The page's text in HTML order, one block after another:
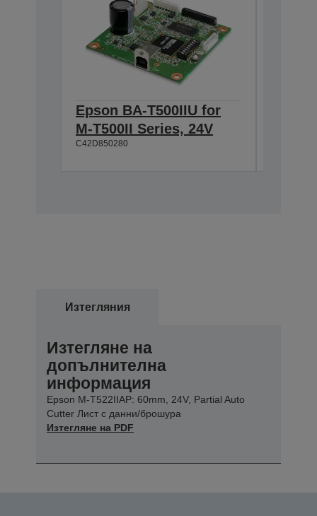
Epson BA-T500IIU for
M-T500II Series, 24V
C42D850280
Изтегляния
Изтегляне на
допълнителна
информация
Epson M-T522IIAP: 60mm, 24V, Partial Auto
Cutter Лист с данни/брошура
Изтегляне на PDF